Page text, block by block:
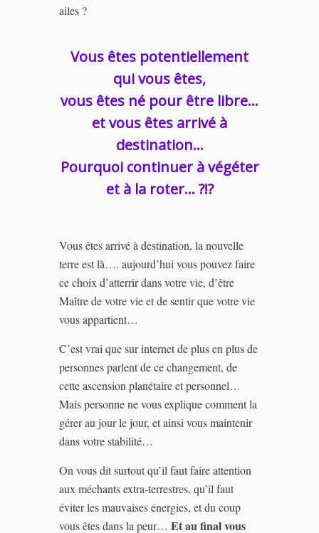
ailes ?
Vous êtes potentiellement
qui vous êtes,
vous êtes né pour être libre…
et vous êtes arrivé à
destination…
Pourquoi continuer à végéter
et à la roter… ?!?
Vous êtes arrivé à destination, la nouvelle
terre est là…. aujourd’hui vous pouvez faire
ce choix d’atterrir dans votre vie, d’être
Maître de votre vie et de sentir que votre vie
vous appartient…
C’est vrai que sur internet de plus en plus de
personnes parlent de ce changement, de
cette ascension planétaire et personnel…
Mais personne ne vous explique comment la
gérer au jour le jour, et ainsi vous maintenir
dans votre stabilité…
On vous dit surtout qu’il faut faire attention
aux méchants extra-terrestres, qu’il faut
éviter les mauvaises énergies, et du coup
vous êtes dans la peur… Et au final vous